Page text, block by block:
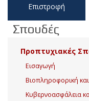
Επιστροφή
Σπουδές
Προπτυχιακές
Εισαγωγή
Βιοπληροφορική
Κυβερνοασφάλεια